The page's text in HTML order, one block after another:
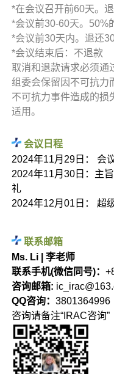
*在会议召开前60天。
*会议前30-60天。50%
*会议前30天内。退还
*会议结束后：不退款
取消和退款请求必须通
组委会保留因不可抗力
不可抗力事件造成的损
适用。
会议日程
2024年11月29日： 会
2024年11月30日：主
礼
2024年12月01日： 超
联系邮箱
Ms. Li | 李老师
联系手机(微信同号)：
咨询邮箱:
QQ咨询：3801364996
咨询请备注“IRAC咨询”